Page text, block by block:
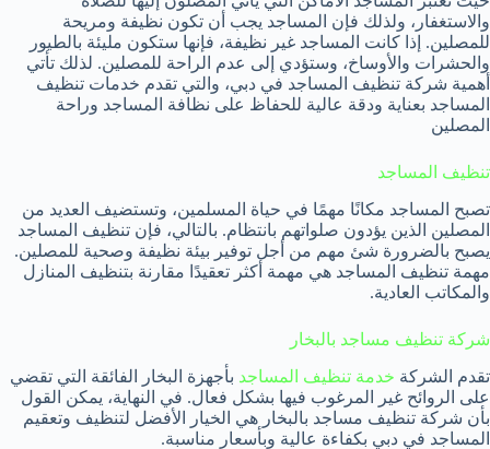
والاستغفار، ولذلك فإن المساجد يجب أن تكون نظيفة ومريحة
للمصلين. إذا كانت المساجد غير نظيفة، فإنها ستكون مليئة بالطيور
والحشرات والأوساخ، وستؤدي إلى عدم الراحة للمصلين. لذلك تأتي
أهمية شركة تنظيف المساجد في دبي، والتي تقدم خدمات تنظيف
المساجد بعناية ودقة عالية للحفاظ على نظافة المساجد وراحة
المصلين
تنظيف المساجد
تصبح المساجد مكانًا مهمًا في حياة المسلمين، وتستضيف العديد من
المصلين الذين يؤدون صلواتهم بانتظام. بالتالي، فإن تنظيف المساجد
يصبح بالضرورة شئ مهم من أجل توفير بيئة نظيفة وصحية للمصلين.
مهمة تنظيف المساجد هي مهمة أكثر تعقيدًا مقارنة بتنظيف المنازل
والمكاتب العادية.
شركة تنظيف مساجد بالبخار
تقدم الشركة خدمة تنظيف المساجد بأجهزة البخار الفائقة التي تقضي
على الروائح غير المرغوب فيها بشكل فعال. في النهاية، يمكن القول
بأن شركة تنظيف مساجد بالبخار هي الخيار الأفضل لتنظيف وتعقيم
المساجد في دبي بكفاءة عالية وبأسعار مناسبة.